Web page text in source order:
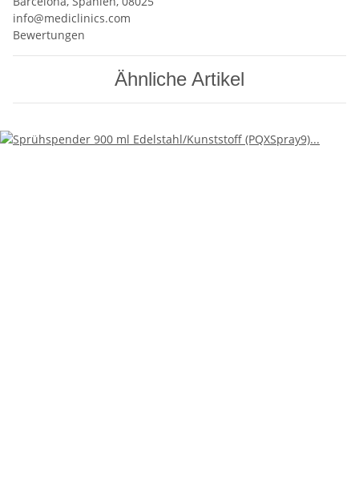
info@mediclinics.com
Bewertungen
Ähnliche Artikel